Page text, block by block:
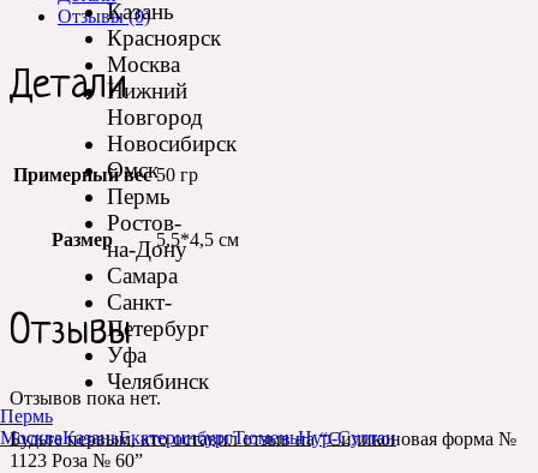
Казань
Красноярск
Москва
Нижний
Новгород
Новосибирск
Омск
Пермь
Ростов-
на-Дону
Самара
Санкт-
Петербург
Уфа
Челябинск
Пермь
МоскваКазаньЕкатеринбургТюменьНур-Султан
Отзывы (0)
Детали
Примерный вес 50 гр
Размер 5,5*4,5 см
Отзывы
Отзывов пока нет.
Будьте первым, кто оставил отзыв на “Силиконовая форма №
1123 Роза № 60”